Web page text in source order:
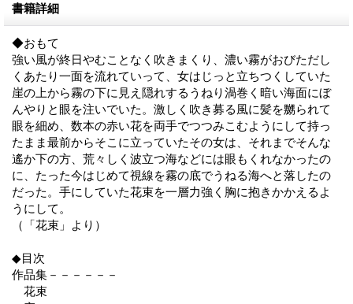
書籍詳細
◆おもて
強い風が終日やむことなく吹きまくり、濃い霧がおびただし
くあたり一面を流れていって、女はじっと立ちつくしていた
崖の上から霧の下に見え隠れするうねり渦巻く暗い海面にぼ
んやりと眼を注いでいた。激しく吹き募る風に髪を嬲られて
眼を細め、数本の赤い花を両手でつつみこむようにして持っ
たまま最前からそこに立っていたその女は、それまでそんな
遙か下の方、荒々しく波立つ海などには眼もくれなかったの
に、たった今はじめて視線を霧の底でうねる海へと落したの
だった。手にしていた花束を一層力強く胸に抱きかかえるよ
うにして。
（「花束」より）
◆目次
作品集－－－－－－
花束